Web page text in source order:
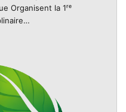
Organisent la 1ʳᵉ